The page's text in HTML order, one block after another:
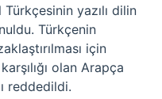
yazılı dilin
Türkçenin
için
olan Arapça
reddedildi.